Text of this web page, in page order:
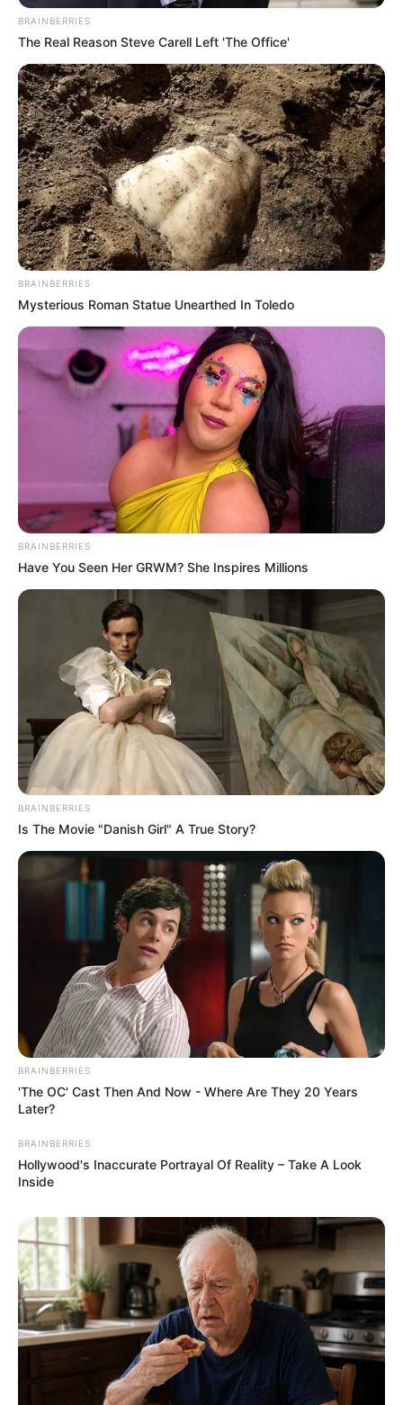
BRAINBERRIES
The Real Reason Steve Carell Left 'The Office'
BRAINBERRIES
Mysterious Roman Statue Unearthed In Toledo
BRAINBERRIES
Have You Seen Her GRWM? She Inspires Millions
BRAINBERRIES
Is The Movie "Danish Girl" A True Story?
BRAINBERRIES
'The OC' Cast Then And Now - Where Are They 20 Years
Later?
BRAINBERRIES
Hollywood's Inaccurate Portrayal Of Reality – Take A Look
Inside